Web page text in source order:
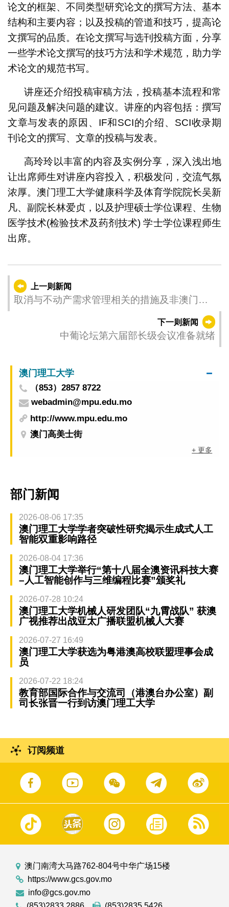
论文的框架、不同类型研究论文的撰写方法、基本
结构和主要内容；以及投稿的管道和技巧，提高论
文撰写的品质。在论文撰写与选刊投稿方面，分享
一些学术论文撰写的技巧方法和学术规范，助力学
术论文的规范书写。
讲座还介绍投稿审稿方法，投稿基本流程和常
见问题及解决问题的建议。讲座的内容包括：撰写
文章与发表的原因、IF和SCI的介绍、SCI收录期
刊论文的撰写、文章的投稿与发表。
高玲玲以丰富的内容及实例分享，深入浅出地
让出席师生对讲座内容投入，积极发问，交流气氛
浓厚。澳门理工大学健康科学及体育学院院长吴新
凡、副院长林爱贞，以及护理硕士学位课程、生物
医学技术(检验技术及药剂技术) 学士学位课程师生
出席。
上一则新闻
取消与不动产需求管理相关的措施及非澳门居
民的逆周期楼宇按揭成数措施 自2024年4月20
下一则新闻
中葡论坛第六届部长级会议准备就绪
澳门理工大学
（853）2857 8722
webadmin@mpu.edu.mo
http://www.mpu.edu.mo
澳门高美士街
+ 更多
部门新闻
2026-08-06 17:35
澳门理工大学学者突破性研究揭示生成式人工
智能双重影响路径
2026-08-04 17:36
澳门理工大学举行“第十八届全澳资讯科技大赛
–人工智能创作与三维编程比赛”颁奖礼
2026-07-28 10:24
澳门理工大学机械人研发团队“九霄战队” 获澳
广视推荐出战亚太广播联盟机械人大赛
2026-07-27 16:49
澳门理工大学获选为粤港澳高校联盟理事会成
员
2026-07-22 18:24
教育部国际合作与交流司（港澳台办公室）副
司长张晋一行到访澳门理工大学
订阅频道
澳门南湾大马路762-804号中华广场15楼
https://www.gcs.gov.mo
info@gcs.gov.mo